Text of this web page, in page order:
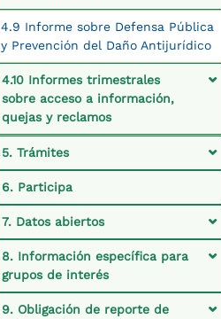
4.9 Informe sobre Defensa Pública
y Prevención del Daño Antijurídico
4.10 Informes trimestrales
sobre acceso a información,
quejas y reclamos
5. Trámites
6. Participa
7. Datos abiertos
8. Información específica para
grupos de interés
9. Obligación de reporte de